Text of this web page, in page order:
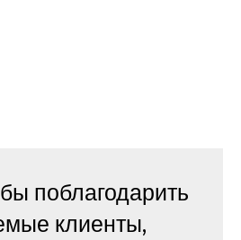
поблагодарить
клиенты,